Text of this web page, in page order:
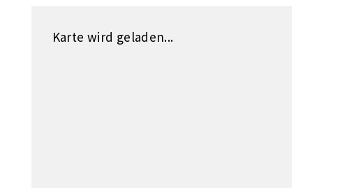
Karte wird geladen...